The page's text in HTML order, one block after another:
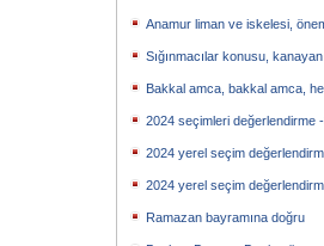
Anamur liman ve iskelesi,
Sığınmacılar konusu,
Bakkal amca, bakkal amca,
2024 seçimleri değerlendirme
2024 yerel seçim
2024 yerel seçim
Ramazan bayramına doğru